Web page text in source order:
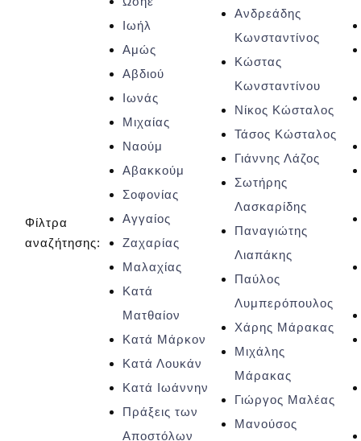
Φίλτρα
αναζήτησης:
Ιωήλ
Αμώς
Αβδιού
Ιωνάς
Μιχαίας
Ναούμ
Αβακκούμ
Σοφονίας
Αγγαίος
Ζαχαρίας
Μαλαχίας
Κατά
Ματθαίον
Κατά Μάρκον
Κατά Λουκάν
Κατά Ιωάννην
Πράξεις των
Αποστόλων
Ανδρεάδης
Κωνσταντίνος
Κώστας
Κωνσταντίνου
Νίκος Κώσταλος
Τάσος Κώσταλος
Γιάννης Λάζος
Σωτήρης
Λασκαρίδης
Παναγιώτης
Λιαπάκης
Παύλος
Λυμπερόπουλος
Xάρης Μάρακας
Μιχάλης
Μάρακας
Γιώργος Μαλέας
Μανούσος